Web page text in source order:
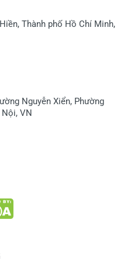
Thành phố Hồ Chí Minh,
Nguyễn Xiển, Phường
VN